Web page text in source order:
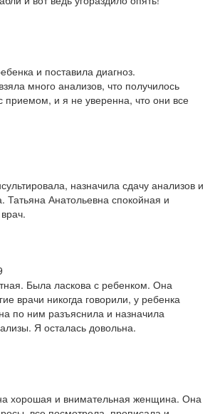
и поставила диагноз.
много анализов, что получилось
приемом, и я не уверенна, что они все
назначила сдачу анализов и
Татьяна Анатольевна спокойная и
Была ласкова с ребенком. Она
врачи никогда говорили, у ребенка
по ним разъяснила и назначила
Я осталась довольна.
хорошая и внимательная женщина. Она